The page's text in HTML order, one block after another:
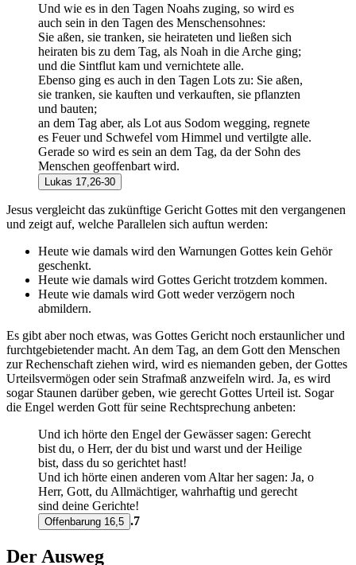
Und wie es in den Tagen Noahs zuging, so wird es
auch sein in den Tagen des Menschensohnes:
Sie aßen, sie tranken, sie heirateten und ließen sich
heiraten bis zu dem Tag, als Noah in die Arche ging;
und die Sintflut kam und vernichtete alle.
Ebenso ging es auch in den Tagen Lots zu: Sie aßen,
sie tranken, sie kauften und verkauften, sie pflanzten
und bauten;
an dem Tag aber, als Lot aus Sodom wegging, regnete
es Feuer und Schwefel vom Himmel und vertilgte alle.
Gerade so wird es sein an dem Tag, da der Sohn des
Menschen geoffenbart wird.
Lukas 17,26-30
Jesus vergleicht das zukünftige Gericht Gottes mit den vergangenen
und zeigt auf, welche Parallelen sich auftun werden:
Heute wie damals wird den Warnungen Gottes kein Gehör
geschenkt.
Heute wie damals wird Gottes Gericht trotzdem kommen.
Heute wie damals wird Gott weder verzögern noch
abmildern.
Es gibt aber noch etwas, was Gottes Gericht noch erstaunlicher und
furchtgebietender macht. An dem Tag, an dem Gott den Menschen
zur Rechenschaft ziehen wird, wird es niemanden geben, der Gottes
Urteilsvermögen oder sein Strafmaß anzweifeln wird. Ja, es wird
sogar Staunen darüber geben, wie gerecht Gottes Urteil ist. Sogar
die Engel werden Gott für seine Rechtsprechung anbeten:
Und ich hörte den Engel der Gewässer sagen: Gerecht
bist du, o Herr, der du bist und warst und der Heilige
bist, dass du so gerichtet hast!
Und ich hörte einen anderen vom Altar her sagen: Ja, o
Herr, Gott, du Allmächtiger, wahrhaftig und gerecht
sind deine Gerichte!
Offenbarung 16,5 .7
Der Ausweg